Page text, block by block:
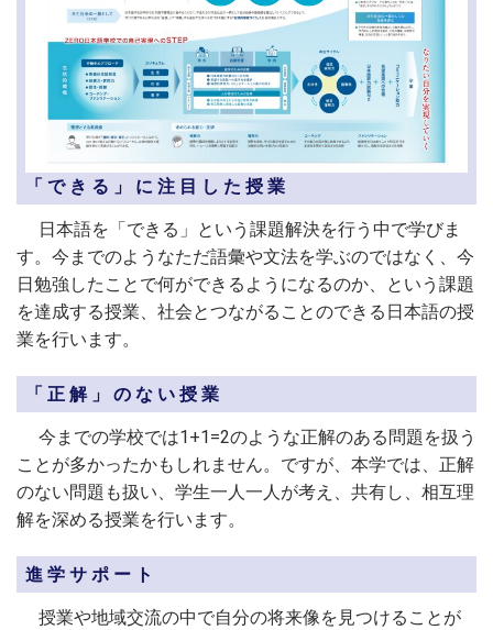
「できる」に注目した授業
日本語を「できる」という課題解決を行う中で学びま
す。今までのようなただ語彙や文法を学ぶのではなく、今
日勉強したことで何ができるようになるのか、という課題
を達成する授業、社会とつながることのできる日本語の授
業を行います。
「正解」のない授業
今までの学校では1+1=2のような正解のある問題を扱う
ことが多かったかもしれません。ですが、本学では、正解
のない問題も扱い、学生一人一人が考え、共有し、相互理
解を深める授業を行います。
進学サポート
授業や地域交流の中で自分の将来像を見つけることが